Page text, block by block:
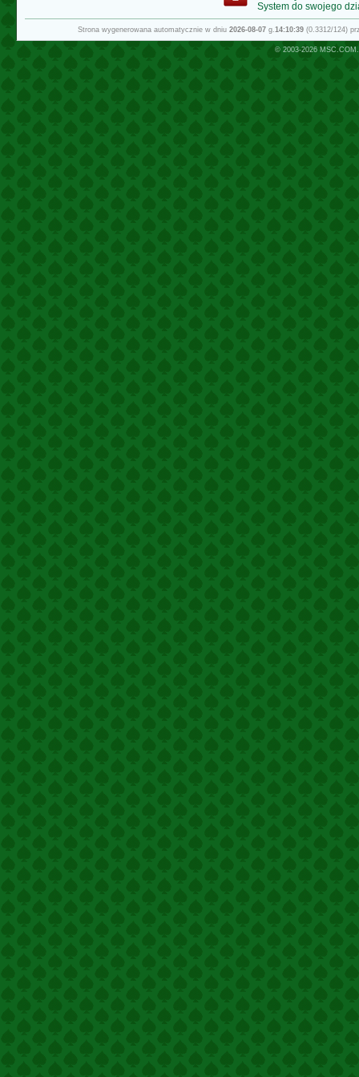
System do swojego
Strona wygenerowana automatycznie w dniu 2026-08-07g.14:10:39(0.3312/124)
© 2003-2026